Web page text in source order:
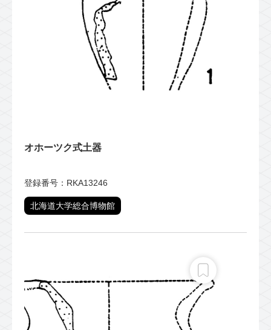
オホーツク式土器
登録番号：RKA13246
北海道大学総合博物館